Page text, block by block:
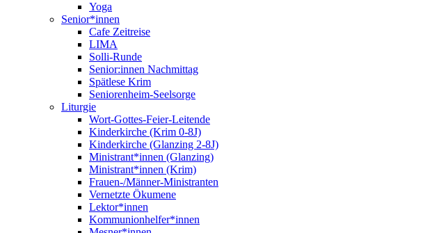
Yoga
Senior*innen
Cafe Zeitreise
LIMA
Solli-Runde
Senior:innen Nachmittag
Spätlese Krim
Seniorenheim-Seelsorge
Liturgie
Wort-Gottes-Feier-Leitende
Kinderkirche (Krim 0-8J)
Kinderkirche (Glanzing 2-8J)
Ministrant*innen (Glanzing)
Ministrant*innen (Krim)
Frauen-/Männer-Ministranten
Vernetzte Ökumene
Lektor*innen
Kommunionhelfer*innen